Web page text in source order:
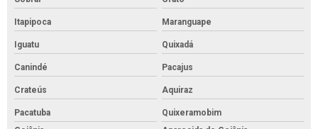
Itapipoca Maranguape
Iguatu Quixadá
Canindé Pacajus
Crateús Aquiraz
Pacatuba
Quixeramobim